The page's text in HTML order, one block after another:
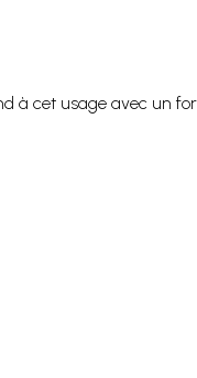
à cet usage avec un